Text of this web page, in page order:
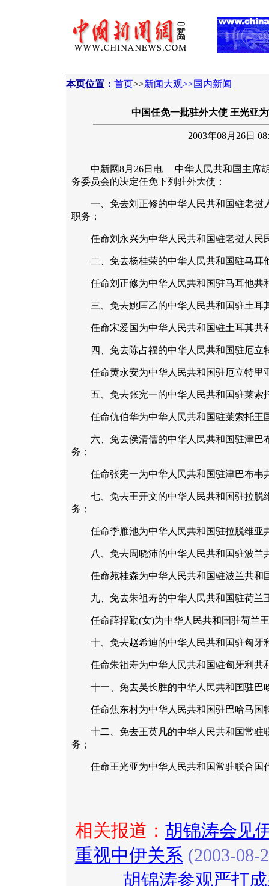
本页位置： 首页>>新闻大观>>国内新闻
中国任免一批驻外大使 王光亚
2003年08月26日
中新网8月26日电 中华人民共和国主席胡
务委员会的决定任免下列驻外大使：
一、免去刘正修的中华人民共和国驻老挝
职务；
任命刘永兴为中华人民共和国驻老挝人民
二、免去杨桂荣的中华人民共和国驻马耳
任命刘正修为中华人民共和国驻马耳他共
三、免去姚匡乙的中华人民共和国驻土耳
任命宋爱国为中华人民共和国驻土耳其共
四、免去陈占福的中华人民共和国驻厄立
任命黄永安为中华人民共和国驻厄立特里
五、免去张宪一的中华人民共和国驻莱索
任命仇伯华为中华人民共和国驻莱索托王
六、免去侯清儒的中华人民共和国驻津巴
务；
任命张宪一为中华人民共和国驻津巴布韦
七、免去王开文的中华人民共和国驻拉脱
务；
任命季雁池为中华人民共和国驻拉脱维亚
八、免去周晓沛的中华人民共和国驻波兰
任命苑桂森为中华人民共和国驻波兰共和
九、免去朱祖寿的中华人民共和国驻荷兰
任命薛捍勤(女)为中华人民共和国驻荷兰王
十、免去赵希迪的中华人民共和国驻匈牙
任命朱祖寿为中华人民共和国驻匈牙利共
十一、免去吴长胜的中华人民共和国驻巴
任命焦东村为中华人民共和国驻巴哈马国
十二、免去王英凡的中华人民共和国常驻
务；
任命王光亚为中华人民共和国常驻联合国
相关报道： 胡锦涛会见
重视中伊关系 (2003-08-
胡锦涛参观严打